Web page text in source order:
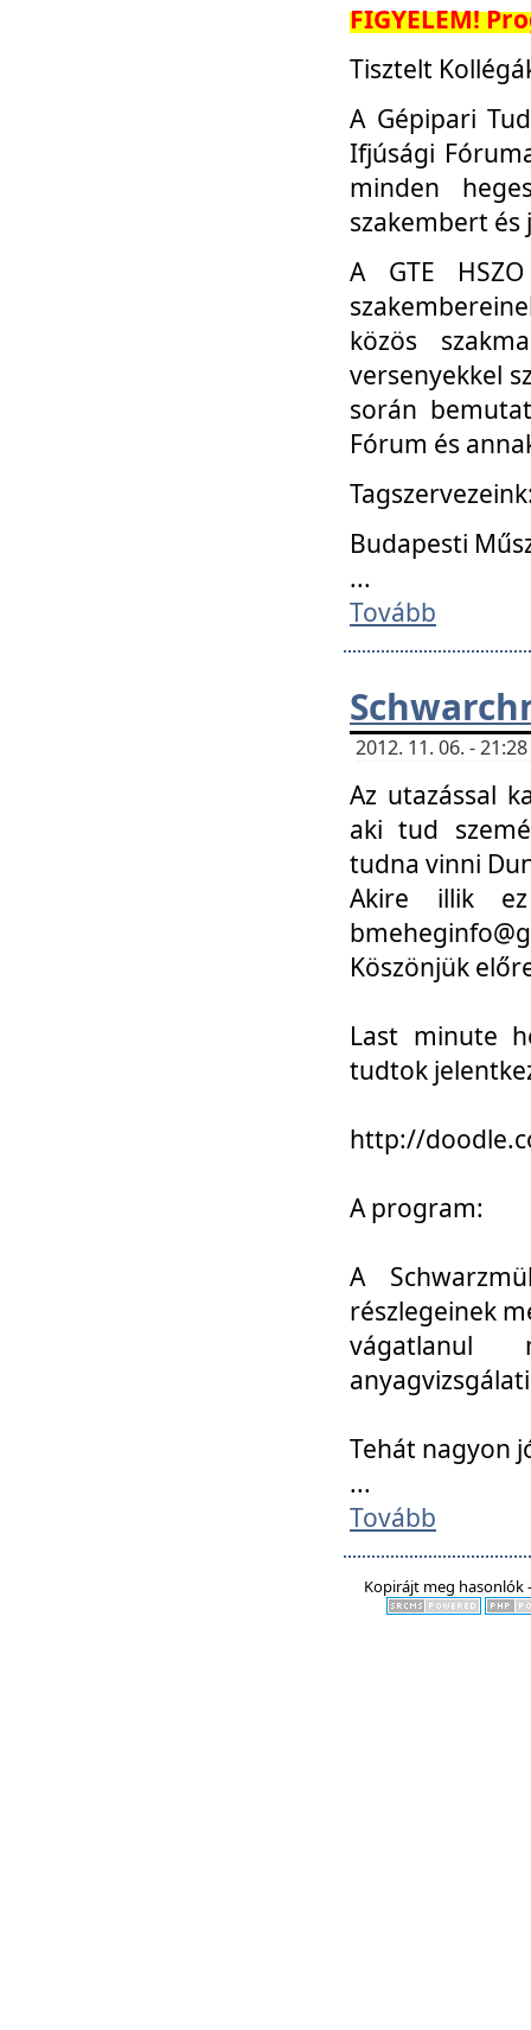
FIGYELEM!
Tisztelt
A Gépipari
Ifjúsági
minden
szakembert
A GTE
közös
versenyekkel
során
Fórum és
Budapesti
...
Tovább
2012. 11. 06. -
Az utazással
aki tud
tudna vinni
Akire illik
Köszönjük
Last minute
tudtok
http://
A program:
A
részlegeinek
vágatlanul
Tehát nagyon
...
Tovább
Kopirájt meg hasonlók